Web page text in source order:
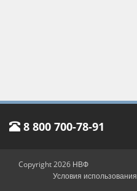
8 800 700-78-91
Copyright 2026 НВФ
Условия использования